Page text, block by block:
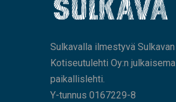
Sulkavalla ilmestyvä Sulkavan
Kotiseutulehti Oy:n julkaisema
paikallislehti.
Y-tunnus 0167229-8